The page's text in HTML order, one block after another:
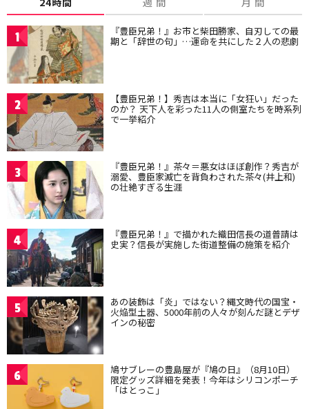
1 『豊臣兄弟！』お市と柴田勝家、自刃しての最
期と「辞世の句」…運命を共にした２人の悲劇
2 【豊臣兄弟！】秀吉は本当に「女狂い」だった
のか？ 天下人を彩った11人の側室たちを時系列
で一挙紹介
3 『豊臣兄弟！』茶々＝悪女はほぼ創作？秀吉が
溺愛、豊臣家滅亡を背負わされた茶々(井上和)
の壮絶すぎる生涯
4 『豊臣兄弟！』で描かれた織田信長の道普請は
史実？信長が実施した街道整備の施策を紹介
5 あの装飾は「炎」ではない？縄文時代の国宝・
火焔型土器、5000年前の人々が刻んだ謎とデザ
インの秘密
6 鳩サブレーの豊島屋が『鳩の日』（8月10日）
限定グッズ詳細を発表！今年はシリコンポーチ
「はとっこ」